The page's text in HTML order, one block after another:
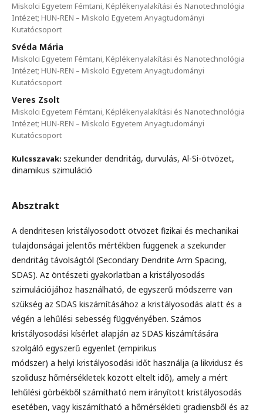
Miskolci Egyetem Fémtani, Képlékenyalakítási és Nanotechnológia
Intézet; HUN-REN – Miskolci Egyetem Anyagtudományi
Kutatócsoport
Svéda Mária
Miskolci Egyetem Fémtani, Képlékenyalakítási és Nanotechnológia
Intézet; HUN-REN – Miskolci Egyetem Anyagtudományi
Kutatócsoport
Veres Zsolt
Miskolci Egyetem Fémtani, Képlékenyalakítási és Nanotechnológia
Intézet; HUN-REN – Miskolci Egyetem Anyagtudományi
Kutatócsoport
Kulcsszavak: szekunder dendritág, durvulás, Al-Si-ötvözet,
dinamikus szimuláció
Absztrakt
A dendritesen kristályosodott ötvözet fizikai és mechanikai
tulajdonságai jelentős mértékben függenek a szekunder
dendritág távolságtól (Secondary Dendrite Arm Spacing,
SDAS). Az öntészeti gyakorlatban a kristályosodás
szimulációjához használható, de egyszerű módszerre van
szükség az SDAS kiszámításához a kristályosodás alatt és a
végén a lehűlési sebesség függvényében. Számos
kristályosodási kísérlet alapján az SDAS kiszámítására
szolgáló egyszerű egyenlet (empirikus
módszer) a helyi kristályosodási időt használja (a likvidusz és
szolidusz hőmérsékletek között eltelt idő), amely a mért
lehűlési görbékből számítható nem irányított kristályosodás
esetében, vagy kiszámítható a hőmérsékleti gradiensből és az